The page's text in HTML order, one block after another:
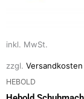
inkl. MwSt.
zzgl. Versandkosten
HEBOLD
können